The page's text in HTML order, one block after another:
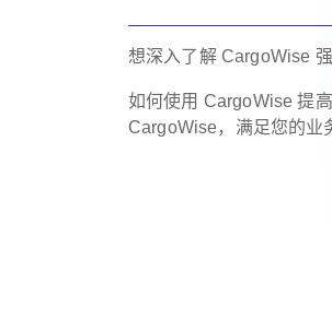
想深入了解 CargoWise
如何使用 CargoWise 提
CargoWise，满足您的业